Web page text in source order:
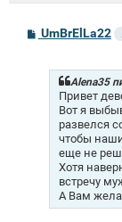
С
о
UmBrElLa22
Alena35
Привет
Вот я
развелся
чтобы
еще не
Хотя
встречу
А Вам